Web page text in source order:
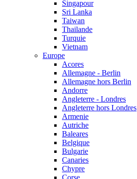
Singapour
Sri Lanka
Taiwan
Thailande
Turquie
Vietnam
Europe
Acores
Allemagne - Berlin
Allemagne hors Berlin
Andorre
Angleterre - Londres
Angleterre hors Londres
Armenie
Autriche
Baleares
Belgique
Bulgarie
Canaries
Chypre
Corse